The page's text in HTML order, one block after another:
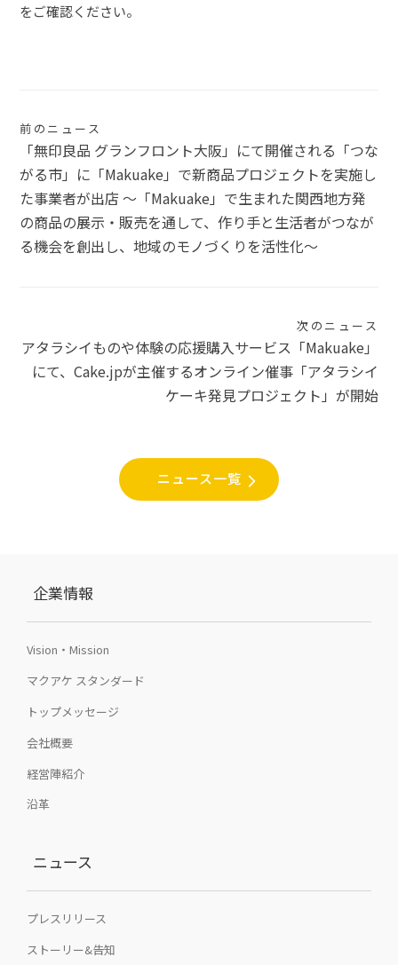
をご確認ください。
投
稿
ナ
ビ
ゲ
ョ
ン
前のニュース
「無印良品 グランフロント大阪」にて開催される「つな
がる市」に「Makuake」で新商品プロジェクトを実施し
た事業者が出店 〜「Makuake」で生まれた関西地方発
の商品の展示・販売を通して、作り手と生活者がつなが
る機会を創出し、地域のモノづくりを活性化〜
次のニュース
アタラシイものや体験の応援購入サービス「Makuake」
にて、Cake.jpが主催するオンライン催事「アタラシイ
ケーキ発見プロジェクト」が開始
ニュース一覧
企業情報
Vision・Mission
マクアケ スタンダード
トップメッセージ
会社概要
経営陣紹介
沿革
ニュース
プレスリリース
ストーリー&告知